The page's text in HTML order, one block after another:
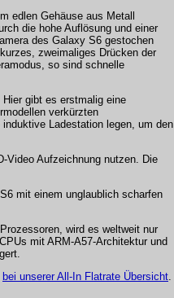
edlen Gehäuse aus Metall
die hohe Auflösung und einer
des Galaxy S6 gestochen
zweimaliges Drücken der
so sind schnelle
gibt es erstmalig eine
verkürzten
Ladestation legen, um den
Video Aufzeichnung nutzen. Die
mit einem unglaublich scharfen
wird es weltweit nur
mit ARM-A57-Architektur und
bei unserer All-In Flatrate Übersicht